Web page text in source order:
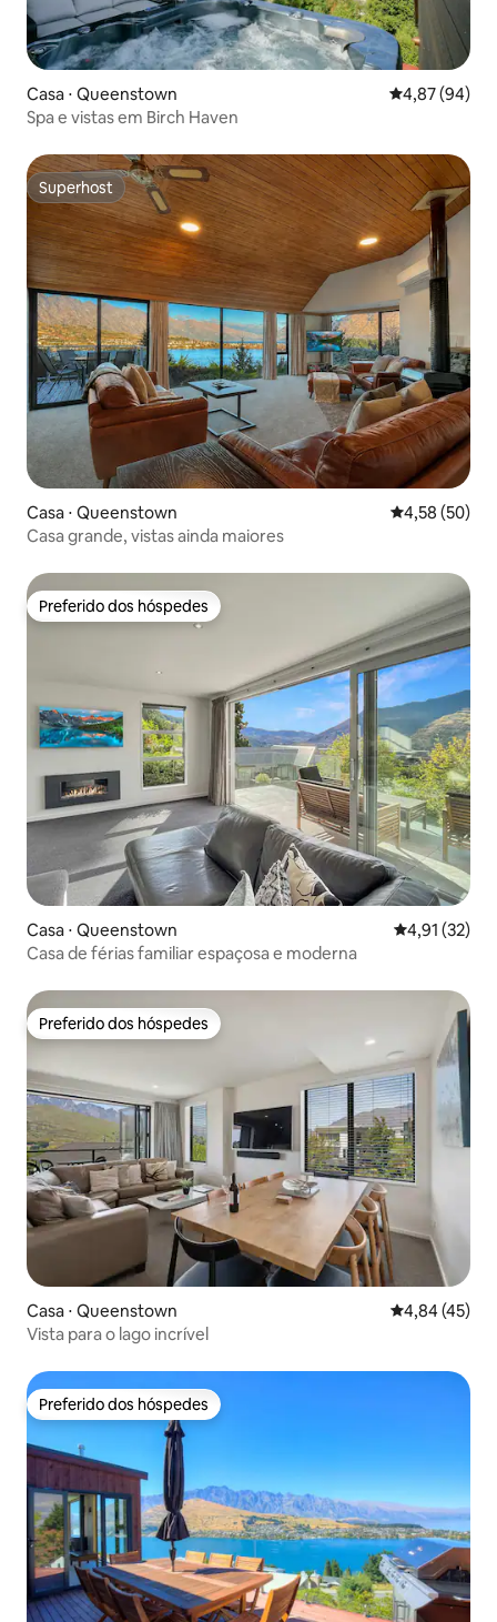
Casa ⋅ Queenstown 4,87 de uma
4,87 (94)
Spa e vistas em Birch Haven
Superhost
Superhost
Casa ⋅ Queenstown 4,58 de uma
4,58 (50)
Casa grande, vistas ainda maiores
Preferido dos hóspedes
Preferido dos hóspedes
Casa ⋅ Queenstown 4,91 de uma
4,91 (32)
Casa de férias familiar espaçosa e moderna
Preferido dos hóspedes
Preferido dos hóspedes
Casa ⋅ Queenstown 4,84 de uma
4,84 (45)
Vista para o lago incrível
Preferido dos hóspedes
Preferido dos hóspedes